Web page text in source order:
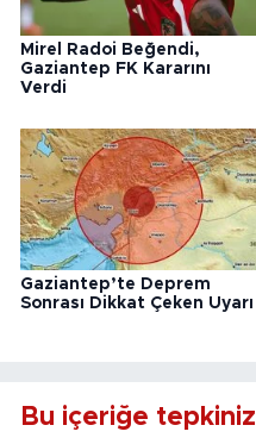
Mirel Radoi Beğendi,
Gaziantep FK Kararını
Verdi
Gaziantep’te Deprem
Sonrası Dikkat Çeken Uyarı
Bu içeriğe tepkiniz